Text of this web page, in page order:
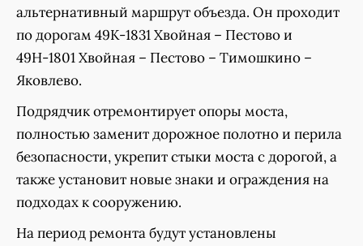
альтернативный маршрут объезда. Он проходит
по дорогам 49К-1831 Хвойная – Пестово и
49Н-1801 Хвойная – Пестово – Тимошкино –
Яковлево.
Подрядчик отремонтирует опоры моста,
полностью заменит дорожное полотно и перила
безопасности, укрепит стыки моста с дорогой, а
также установит новые знаки и ограждения на
подходах к сооружению.
На период ремонта будут установлены